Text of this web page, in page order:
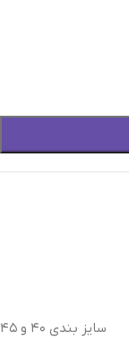
سایز بندی ۴۰ و ۴۵